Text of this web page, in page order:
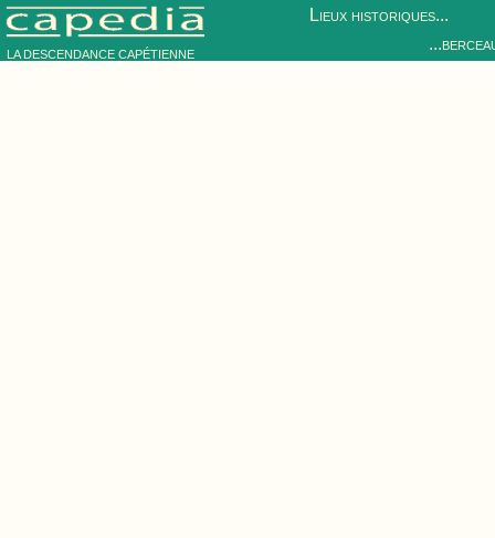
LA DESCENDANCE CAPÉTIENNE
Lieux historiques...